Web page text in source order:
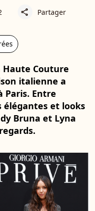
share Partager
Haute Couture
italienne a
Paris. Entre
et looks
Bruna et Lyna